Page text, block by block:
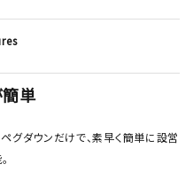
単
グダウンだけで、素早く簡単に設営